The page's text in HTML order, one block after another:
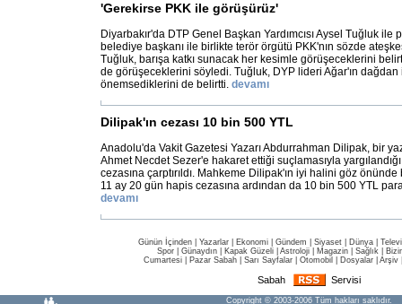
'Gerekirse PKK ile görüşürüz'
Diyarbakır'da DTP Genel Başkan Yardımcısı Aysel Tuğluk
belediye başkanı ile birlikte terör örgütü PKK'nın sözde
Tuğluk, barışa katkı sunacak her kesimle görüşeceklerini
de görüşeceklerini söyledi. Tuğluk, DYP lideri Ağar'ın dağdan
önemsediklerini de belirtti. devamı
Dilipak'ın cezası 10 bin 500 YTL
Anadolu'da Vakit Gazetesi Yazarı Abdurrahman Dilipak, bir
Ahmet Necdet Sezer'e hakaret ettiği suçlamasıyla
cezasına çarptırıldı. Mahkeme Dilipak'ın iyi halini göz
11 ay 20 gün hapis cezasına ardından da 10 bin 500 YTL
devamı
Günün İçinden Yazarlar Ekonomi Gündem Siyaset Dünya |
Spor
Günaydın Kapak Güzeli Astroloji Magazin Sağlık
Cumartesi
Pazar Sabah Sarı Sayfalar Otomobil Dosyalar Arşiv
Sabah Servisi
Copyright © 2003-2006 Tüm hakları saklıdır.